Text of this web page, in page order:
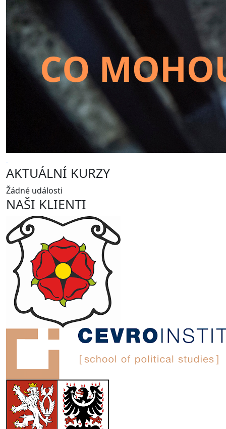
AKTUÁLNÍ KURZY
Žádné události
NAŠI KLIENTI